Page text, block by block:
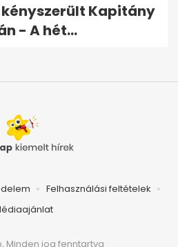
Kapitány
- A hét...
Felhasználási feltételek
Minden jog fenntartva